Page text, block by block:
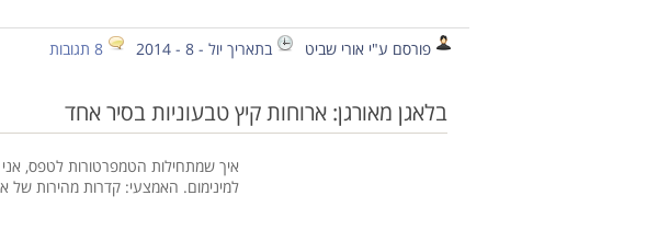
פורסם ע"י אורי שביט בתאריך יול - 8 - 2014 8 תגובות
בלאגן מאורגן: ארוחות קיץ טבעוניות בסיר אחד
איך שמתחילות הטמפרטורות לטפס,
למינימום. האמצעי: קדרות מהירות של